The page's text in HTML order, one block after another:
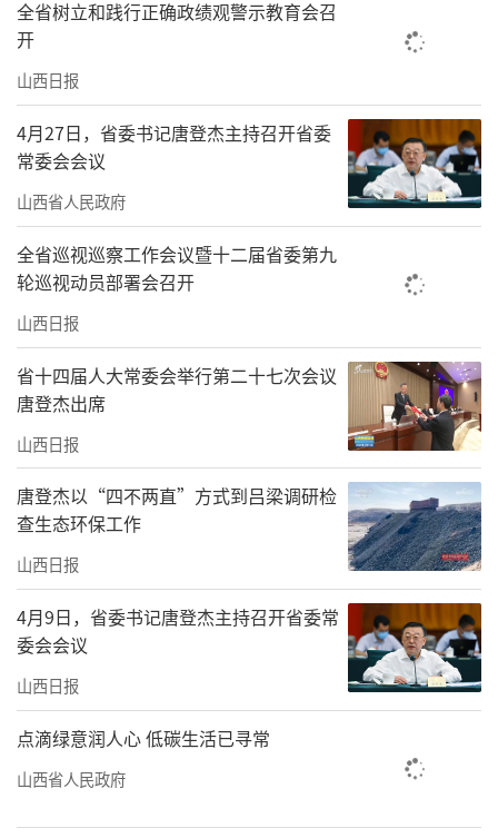
全省树立和践行正确政绩观警示教育会召
开
山西日报
4月27日，省委书记唐登杰主持召开省委
常委会会议
山西省人民政府
全省巡视巡察工作会议暨十二届省委第九
轮巡视动员部署会召开
山西日报
省十四届人大常委会举行第二十七次会议
唐登杰出席
山西日报
唐登杰以“四不两直”方式到吕梁调研检
查生态环保工作
山西日报
4月9日，省委书记唐登杰主持召开省委常
委会会议
山西日报
点滴绿意润人心 低碳生活已寻常
山西省人民政府